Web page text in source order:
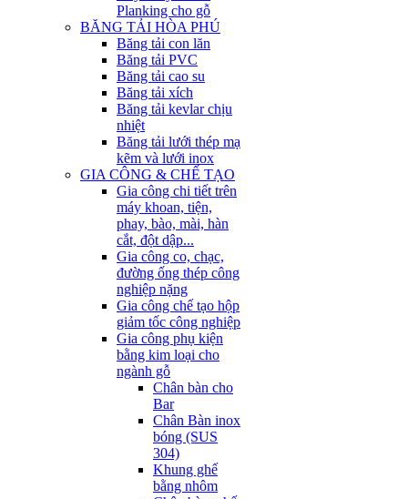
Planking cho gỗ
BĂNG TẢI HÒA PHÚ
Băng tải con lăn
Băng tải PVC
Băng tải cao su
Băng tải xích
Băng tải kevlar chịu
nhiệt
Băng tải lưới thép mạ
kẽm và lưới inox
GIA CÔNG & CHẾ TẠO
Gia công chi tiết trên
máy khoan, tiện,
phay, bào, mài, hàn
cắt, đột dập...
Gia công co, chạc,
đường ống thép công
nghiệp nặng
Gia công chế tạo hộp
giảm tốc công nghiệp
Gia công phụ kiện
bằng kim loại cho
ngành gỗ
Chân bàn cho
Bar
Chân Bàn inox
bóng (SUS
304)
Khung ghế
bằng nhôm